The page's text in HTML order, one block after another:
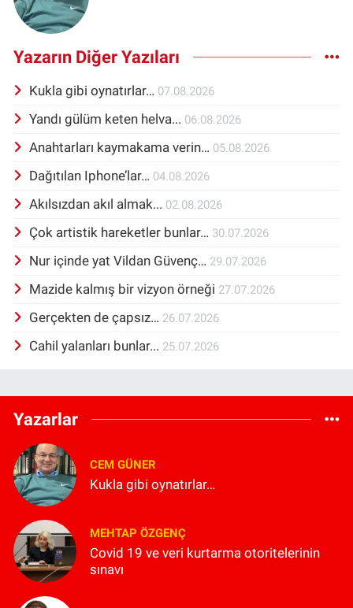
Yazarın Diğer Yazıları
Kukla gibi oynatırlar… 07.08.2026
Yandı gülüm keten helva... 06.08.2026
Anahtarları kaymakama verin… 05.08.2026
Dağıtılan Iphone’lar… 04.08.2026
Akılsızdan akıl almak... 02.08.2026
Çok artistik hareketler bunlar… 30.07.2026
Nur içinde yat Vildan Güvenç… 29.07.2026
Mazide kalmış bir vizyon örneği 27.07.2026
Gerçekten de çapsız… 26.07.2026
Cahil yalanları bunlar... 25.07.2026
Yazarlar
CEM GÜNER
Kukla gibi oynatırlar…
MEHTAP ÖZGENÇ
Covid 19 ve veri kurtarma otoritelerinin
sınavı